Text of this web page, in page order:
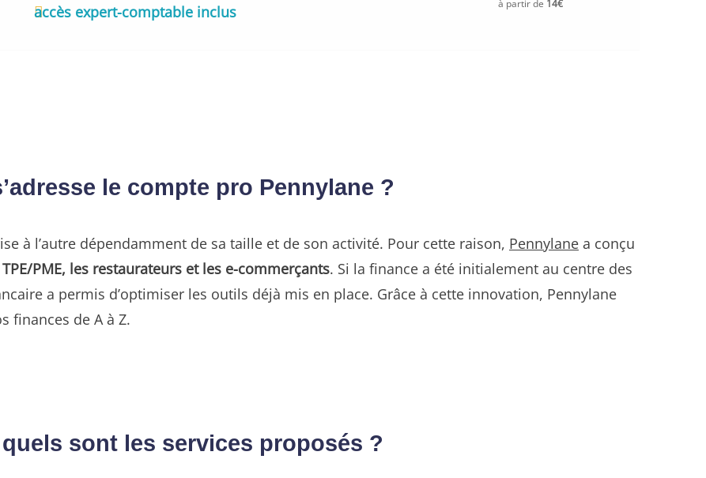
accès expert-comptable inclus
à partir de 14€
le compte pro Pennylane ?
à l’autre dépendamment de sa taille et de son activité. Pour cette raison, Pennylane a conçu
PME, les restaurateurs et les e-commerçants. Si la finance a été initialement au centre des
a permis d’optimiser les outils déjà mis en place. Grâce à cette innovation, Pennylane
finances de A à Z.
sont les services proposés ?